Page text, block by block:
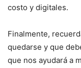
costo y digitales.
Finalmente,
quedarse y que
que nos ayudará a